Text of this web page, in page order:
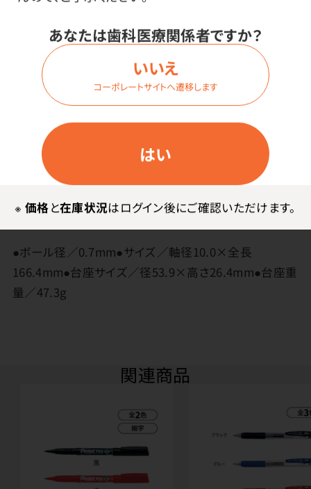
あなたは歯科医療関係者ですか？
はい
いいえ
コーポレートサイトへ遷移します
※ 価格と在庫状況はログイン後にご確認いただけます。
ゼブラ
その他
●ボール径／0.7mm●サイズ／軸径10.0×全長
166.4mm●台座サイズ／径53.9×高さ26.4mm●台座重
量／47.3g
関連商品